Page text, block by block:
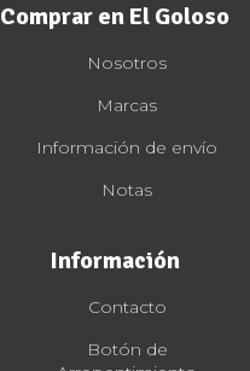
Comprar en El Goloso
Nosotros
Marcas
Información de envío
Notas
Información
Contacto
Botón de